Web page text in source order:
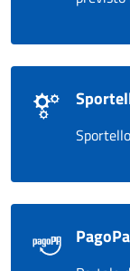
PagoPa